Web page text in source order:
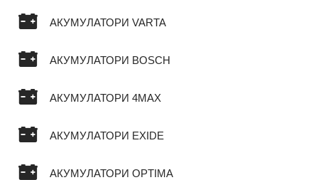
АКУМУЛАТОРИ VARTA
АКУМУЛАТОРИ BOSCH
АКУМУЛАТОРИ 4MAX
АКУМУЛАТОРИ EXIDE
АКУМУЛАТОРИ OPTIMA